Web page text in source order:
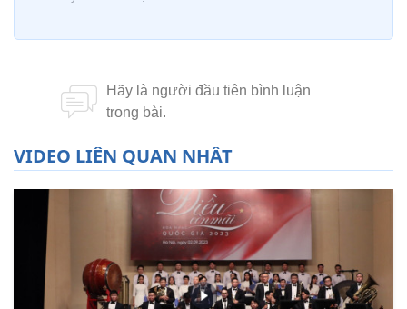
VIDEO LIÊN QUAN NHẤT